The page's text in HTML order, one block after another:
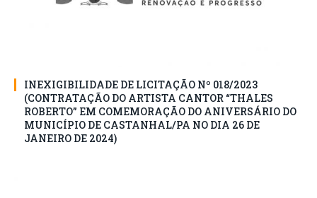
INEXIGIBILIDADE DE LICITAÇÃO Nº 018/2023
(CONTRATAÇÃO DO ARTISTA CANTOR “THALES
ROBERTO” EM COMEMORAÇÃO DO ANIVERSÁRIO DO
MUNICÍPIO DE CASTANHAL/PA NO DIA 26 DE
JANEIRO DE 2024)